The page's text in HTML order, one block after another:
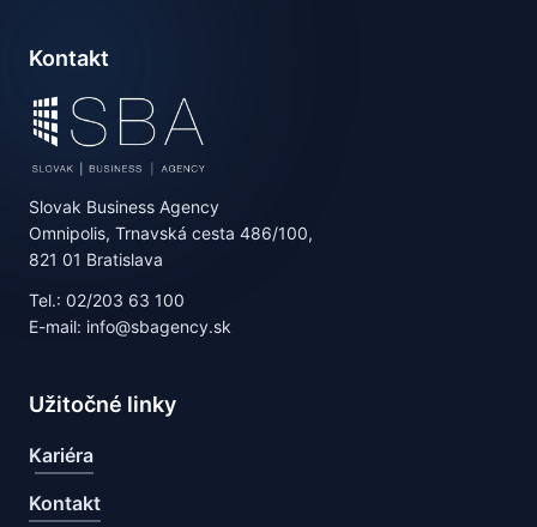
Kontakt
Slovak Business Agency
Omnipolis, Trnavská cesta 486/100,
821 01 Bratislava
Tel.: 02/203 63 100
E-mail: info@sbagency.sk
Užitočné linky
Kariéra
Kontakt